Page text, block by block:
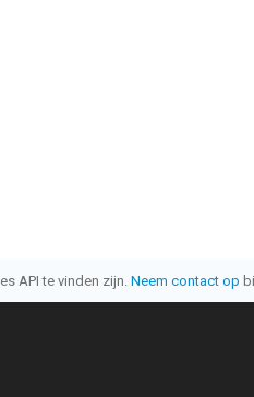
API te vinden zijn. Neem contact op